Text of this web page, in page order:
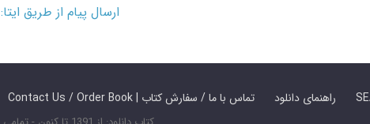
ارسال پیام از طریق ایتا: 09390588906
Contact Us / Order Book | تماس با ما / سفارش کتاب راهنمای دانلود